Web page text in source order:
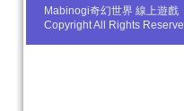
Mabinogi奇幻世界 線上遊
Copyright All Rights